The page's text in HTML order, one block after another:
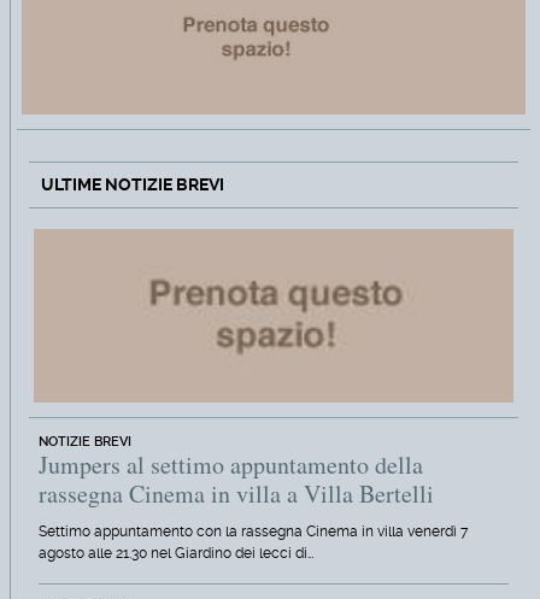
ULTIME NOTIZIE BREVI
NOTIZIE BREVI
Jumpers al settimo appuntamento della
rassegna Cinema in villa a Villa Bertelli
Settimo appuntamento con la rassegna Cinema in villa venerdì 7
agosto alle 21.30 nel Giardino dei lecci di…